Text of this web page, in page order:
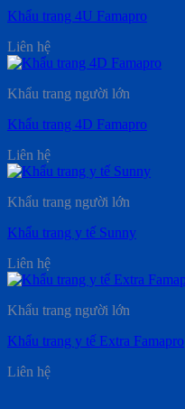
Khẩu trang 4U Famapro
Liên hệ
Khẩu trang người lớn
Khẩu trang 4D Famapro
Liên hệ
Khẩu trang người lớn
Khẩu trang y tế Sunny
Liên hệ
Khẩu trang người lớn
Khẩu trang y tế Extra Famapro
Liên hệ